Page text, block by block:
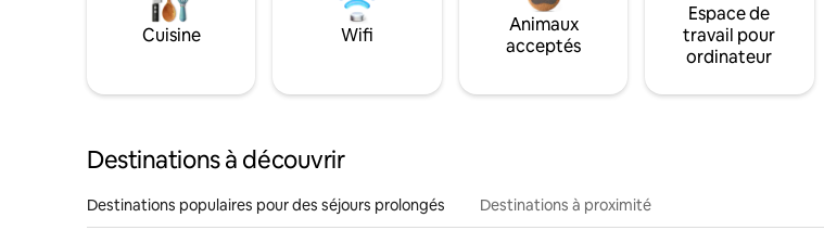
Cuisine Wifi
Animaux
acceptés
Espace de
travail pour
ordinateur
Destinations à découvrir
Destinations populaires pour des séjours prolongés Destinations à proximité